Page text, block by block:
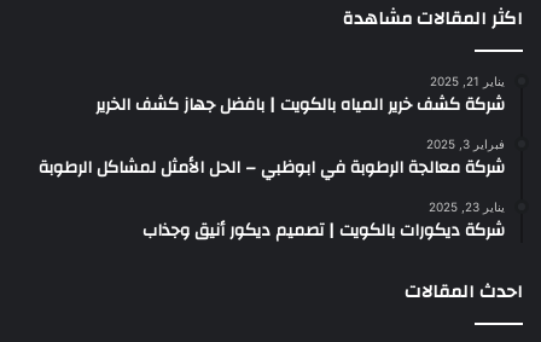
اكثر المقالات مشاهدة
يناير 21, 2025
شركة كشف خرير المياه بالكويت | بافضل جهاز كشف الخرير
فبراير 3, 2025
شركة معالجة الرطوبة في ابوظبي – الحل الأمثل لمشاكل الرطوبة
يناير 23, 2025
شركة ديكورات بالكويت | تصميم ديكور أنيق وجذاب
احدث المقالات